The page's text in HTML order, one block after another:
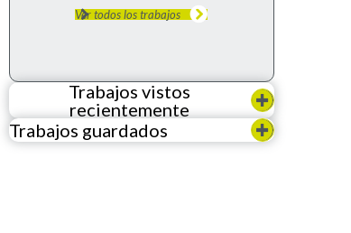
Ver todos los trabajos
Trabajos vistos
recientemente
Trabajos guardados